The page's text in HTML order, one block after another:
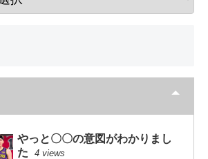
やっと〇〇の意図がわかりまし
た
4 views